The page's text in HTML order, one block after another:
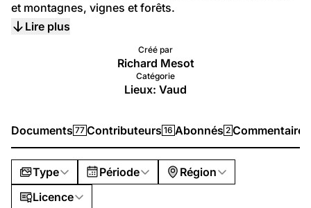
et montagnes, vignes et forêts.
Lire plus
Créé par
Richard Mesot
Catégorie
Lieux: Vaud
Documents 77 Contributeurs 16 Abonnés 2 Commentaires
Type Période
Région
Licence